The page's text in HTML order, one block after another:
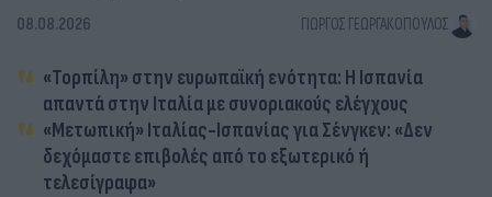
08.08.2026 ΓΙΏΡΓΟΣ ΓΕΩΡΓΑΚΌΠΟΥΛΟΣ
«Τορπίλη» στην ευρωπαϊκή ενότητα: Η Ισπανία
απαντά στην Ιταλία με συνοριακούς ελέγχους
«Μετωπική» Ιταλίας-Ισπανίας για Σένγκεν: «Δεν
δεχόμαστε επιβολές από το εξωτερικό ή
τελεσίγραφα»